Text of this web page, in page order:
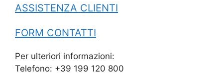
ASSISTENZA CLIENTI
FORM CONTATTI
Per ulteriori informazioni:
Telefono: +39 199 120 800